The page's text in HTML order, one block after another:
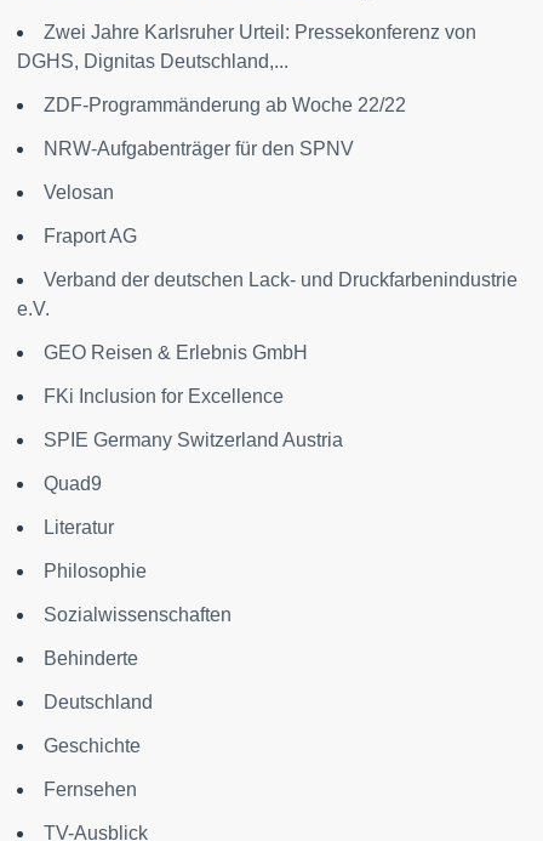
Zwei Jahre Karlsruher Urteil: Pressekonferenz von
DGHS, Dignitas Deutschland,...
ZDF-Programmänderung ab Woche 22/22
NRW-Aufgabenträger für den SPNV
Velosan
Fraport AG
Verband der deutschen Lack- und Druckfarbenindustrie
e.V.
GEO Reisen & Erlebnis GmbH
FKi Inclusion for Excellence
SPIE Germany Switzerland Austria
Quad9
Literatur
Philosophie
Sozialwissenschaften
Behinderte
Deutschland
Geschichte
Fernsehen
TV-Ausblick